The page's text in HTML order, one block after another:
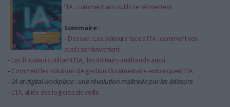
l’IA : comment vos outils se réinventent
Sommaire :
- Dossier : Les éditeurs face à l’IA : comment vos
outils se réinventent
- Les fraudeurs utilisent l’IA, les éditeurs antifraude aussi
- Comment les solutions de gestion documentaire embarquent l’IA
- IA et digital workplace : une révolution maîtrisée par les éditeurs
- L'IA, alliée des logiciels de veille